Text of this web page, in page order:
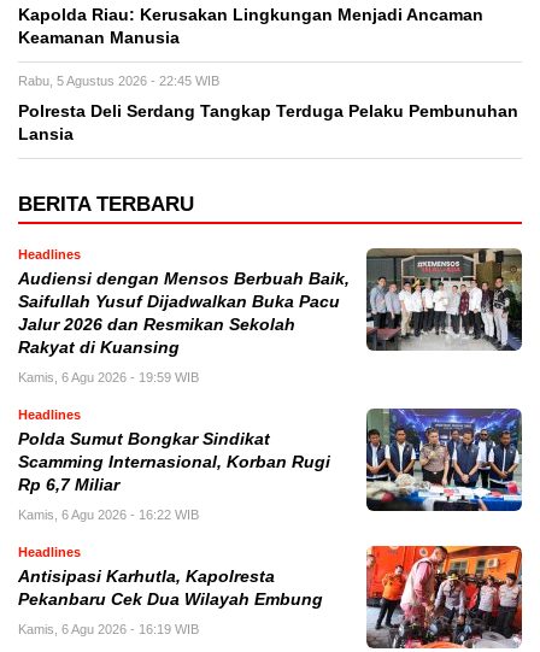
Kapolda Riau: Kerusakan Lingkungan Menjadi Ancaman
Keamanan Manusia
Rabu, 5 Agustus 2026 - 22:45 WIB
Polresta Deli Serdang Tangkap Terduga Pelaku Pembunuhan
Lansia
BERITA TERBARU
Headlines
Audiensi dengan Mensos Berbuah Baik,
Saifullah Yusuf Dijadwalkan Buka Pacu
Jalur 2026 dan Resmikan Sekolah
Rakyat di Kuansing
Kamis, 6 Agu 2026 - 19:59 WIB
Headlines
Polda Sumut Bongkar Sindikat
Scamming Internasional, Korban Rugi
Rp 6,7 Miliar
Kamis, 6 Agu 2026 - 16:22 WIB
Headlines
Antisipasi Karhutla, Kapolresta
Pekanbaru Cek Dua Wilayah Embung
Kamis, 6 Agu 2026 - 16:19 WIB